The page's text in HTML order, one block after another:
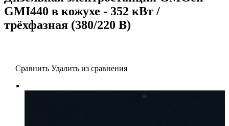
GMI440 в кожухе - 352 кВт /
трёхфазная (380/220 В)
Сравнить Удалить из сравнения